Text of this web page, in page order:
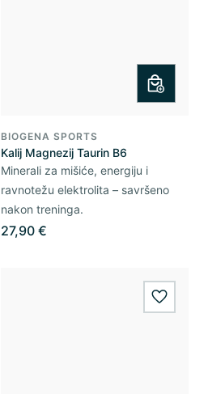
BIOGENA SPORTS
Kalij Magnezij Taurin B6
Minerali za mišiće, energiju i
ravnotežu elektrolita – savršeno
nakon treninga.
27,90 €